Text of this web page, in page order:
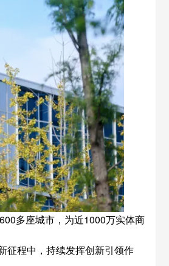
多座城市，为近1000万实体商
征程中，持续发挥创新引领作